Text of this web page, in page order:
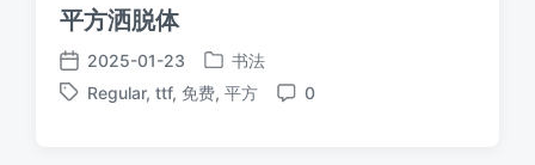
平方洒脱体
发
布
2025-01-23
发
布
书法
标
Regular, ttf, 免费, 平方
评
0